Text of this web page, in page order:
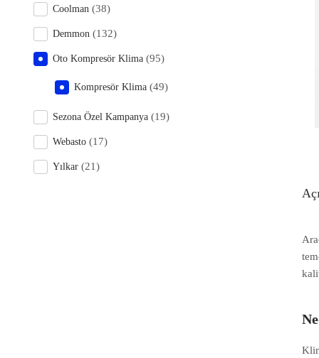
Coolman (38)
Demmon (132)
Oto Kompresör Klima (95)
Kompresör Klima (49)
Sezona Özel Kampanya (19)
Webasto (17)
Yılkar (21)